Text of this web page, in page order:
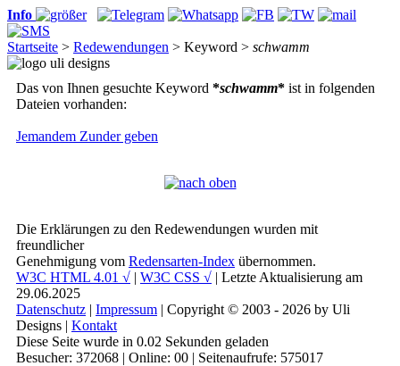
Info
Startseite > Redewendungen > Keyword > schwamm
Das von Ihnen gesuchte Keyword *schwamm* ist in folgenden
Dateien vorhanden:
Jemandem Zunder geben
Die Erklärungen zu den Redewendungen wurden mit
freundlicher
Genehmigung vom Redensarten-Index übernommen.
W3C HTML 4.01 √ | W3C CSS √ | Letzte Aktualisierung am
29.06.2025
Datenschutz | Impressum | Copyright © 2003 - 2026 by Uli
Designs | Kontakt
Diese Seite wurde in 0.02 Sekunden geladen
Besucher: 372068 | Online: 00 | Seitenaufrufe: 575017